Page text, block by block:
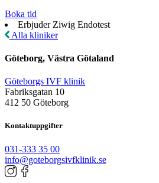
Boka tid
Erbjuder Ziwig Endotest
Alla kliniker
Göteborg, Västra Götaland
Göteborgs IVF klinik
Fabriksgatan 10
412 50 Göteborg
Kontaktuppgifter
031-333 35 00
info@goteborgsivfklinik.se